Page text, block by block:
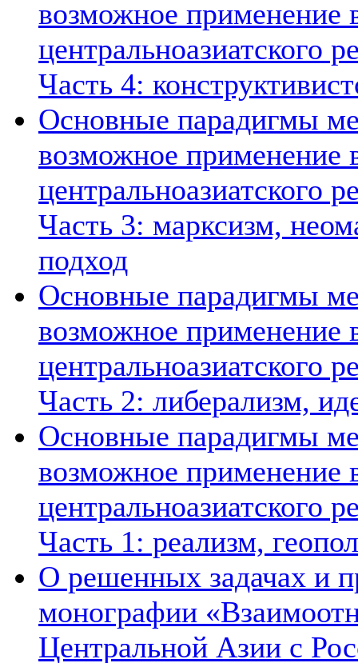
возможное применение
центральноазиатского
Часть 4:
Основные парадигмы
возможное применение
центральноазиатского
Часть 3: марксизм,
подход
Основные парадигмы
возможное применение
центральноазиатского
Часть 2: либерализм,
Основные парадигмы
возможное применение
центральноазиатского
Часть 1: реализм,
О решенных задачах и
монографии
Центральной Азии с